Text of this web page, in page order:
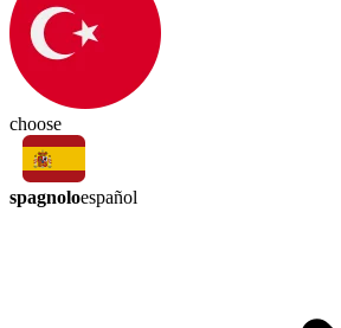
choose
spagnoloespañol